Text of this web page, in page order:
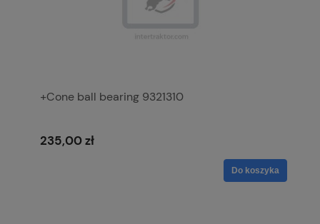
+Cone ball bearing 9321310
235,00 zł
Do koszyka